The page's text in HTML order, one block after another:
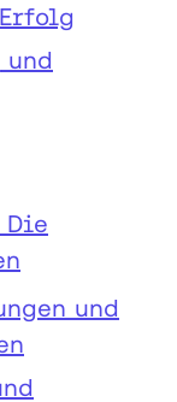
Die
und